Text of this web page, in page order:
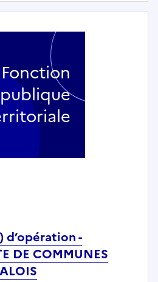
d’opération -
DE COMMUNES
Fonction
publique